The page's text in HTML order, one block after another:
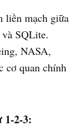
liền mạch giữa
SQLite.
NASA,
cơ quan chính
1-2-3: